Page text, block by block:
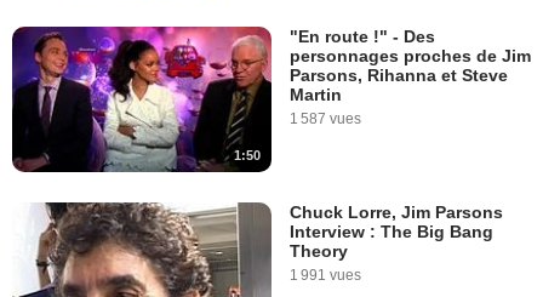
1:50
"En route !" - Des
personnages proches de Jim
Parsons, Rihanna et Steve
Martin
1 587 vues
Chuck Lorre, Jim Parsons
Interview : The Big Bang
Theory
1 991 vues